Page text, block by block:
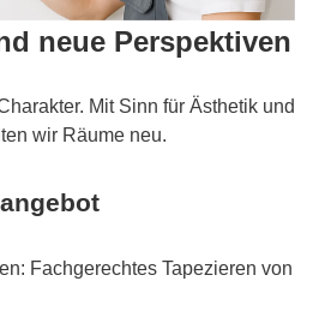
neue Perspektiven
Mit Sinn für Ästhetik und
wir Räume neu.
Fachgerechtes Tapezieren von